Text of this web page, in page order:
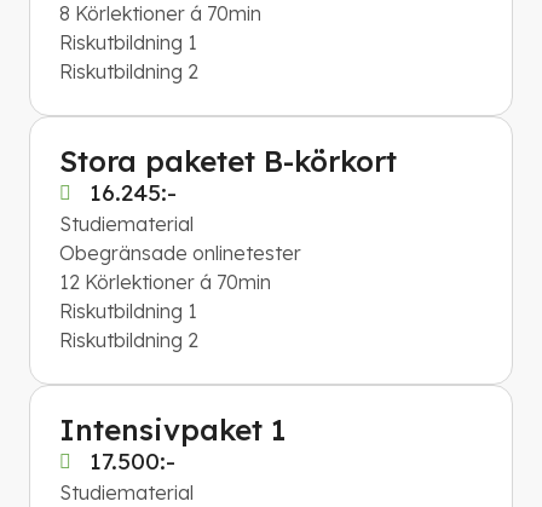
8 Körlektioner á 70min
Riskutbildning 1
​​​​​​​Riskutbildning 2
Stora paketet B-körkort
16.245:-
Studiematerial
Obegränsade onlinetester
12 Körlektioner á 70min
Riskutbildning 1
Riskutbildning 2
Intensivpaket 1
17.500:-
Studiematerial